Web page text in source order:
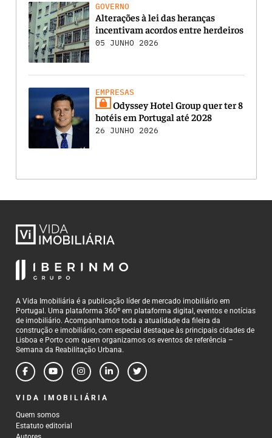
GOVERNO
Alterações à lei das heranças
incentivam acordos entre herdeiros
05 JUNHO 2026
EMPRESAS
Odyssey Hotel Group quer ter 8
hotéis em Portugal até 2028
26 JUNHO 2026
A Vida Imobiliária é a publicação líder de mercado imobiliário em
Portugal. Uma plataforma 360º em plataforma digital, eventos e notícias
de imobiliário. Acompanhamos toda a atualidade da fileira da
construção e imobiliário, com especial destaque às principais cidades de
Lisboa e Porto com quem organizamos os eventos de referência –
Semana da Reabilitação Urbana.
VIDA IMOBILIÁRIA
Quem somos
Estatuto editorial